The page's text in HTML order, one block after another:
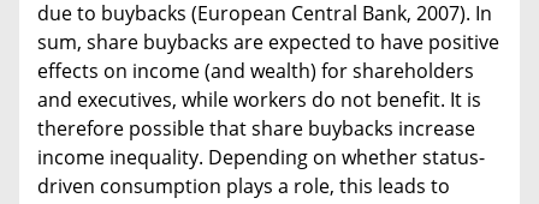
due to buybacks (European Central Bank, 2007). In
sum, share buybacks are expected to have positive
effects on income (and wealth) for shareholders
and executives, while workers do not benefit. It is
therefore possible that share buybacks increase
income inequality. Depending on whether status-
driven consumption plays a role, this leads to